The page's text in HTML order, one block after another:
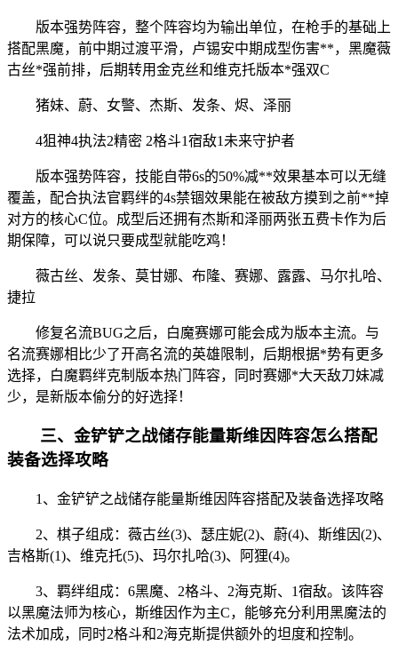
版本强势阵容，整个阵容均为输出单位，在枪手的基础上
搭配黑魔，前中期过渡平滑，卢锡安中期成型伤害**，黑魔薇
古丝*强前排，后期转用金克丝和维克托版本*强双C
猪妹、蔚、女警、杰斯、发条、烬、泽丽
4狙神4执法2精密 2格斗1宿敌1未来守护者
版本强势阵容，技能自带6s的50%减**效果基本可以无缝
覆盖，配合执法官羁绊的4s禁锢效果能在被敌方摸到之前**掉
对方的核心C位。成型后还拥有杰斯和泽丽两张五费卡作为后
期保障，可以说只要成型就能吃鸡！
薇古丝、发条、莫甘娜、布隆、赛娜、露露、马尔扎哈、
捷拉
修复名流BUG之后，白魔赛娜可能会成为版本主流。与
名流赛娜相比少了开高名流的英雄限制，后期根据*势有更多
选择，白魔羁绊克制版本热门阵容，同时赛娜*大天敌刀妹减
少，是新版本偷分的好选择！
三、金铲铲之战储存能量斯维因阵容怎么搭配
装备选择攻略
1、金铲铲之战储存能量斯维因阵容搭配及装备选择攻略
2、棋子组成：薇古丝(3)、瑟庄妮(2)、蔚(4)、斯维因(2)、
吉格斯(1)、维克托(5)、玛尔扎哈(3)、阿狸(4)。
3、羁绊组成：6黑魔、2格斗、2海克斯、1宿敌。该阵容
以黑魔法师为核心，斯维因作为主C，能够充分利用黑魔法的
法术加成，同时2格斗和2海克斯提供额外的坦度和控制。